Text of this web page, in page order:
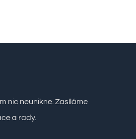
nic neunikne. Zasíláme
a rady.